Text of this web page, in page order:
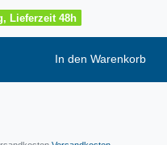
Lieferzeit 48h
In den Warenkorb